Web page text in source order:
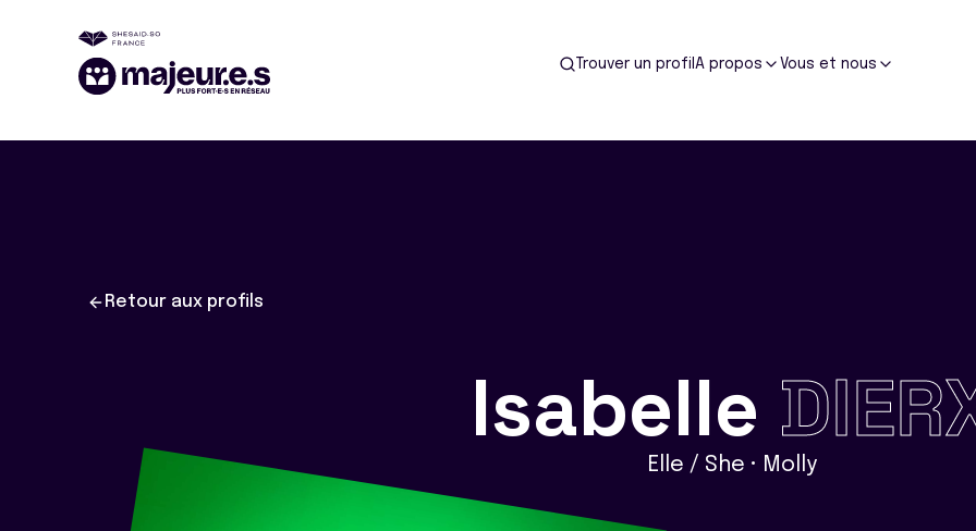
Trouver un profil A propos Vous et nous
Retour aux profils
Isabelle
Elle / She • Molly